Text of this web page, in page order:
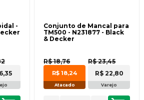
-
Conjunto de Mancal para
TM500 - N231877 - Black
& Decker
R$ 18,76
R$ 18,24
Atacado
R$ 23,45
R$ 22,80
Varejo